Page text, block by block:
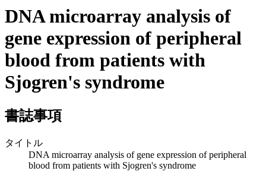
DNA microarray analysis of
gene expression of peripheral
blood from patients with
Sjogren's syndrome
書誌事項
タイトル
DNA microarray analysis of gene expression of peripheral
blood from patients with Sjogren's syndrome